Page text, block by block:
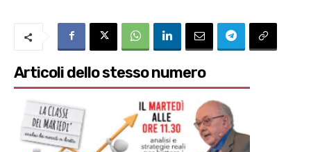
Articoli dello stesso numero